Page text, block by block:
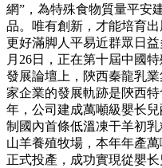
網”，為特殊食物質量平安
品。唯有創新，才能培育
更好滿脚人平易近群眾日
月26日，正在第十屆中國
發展論壇上，陝西秦龍乳
家企業的發展軌跡是陝西
年，公司建成萬噸級嬰长
制國內首條低溫凍干羊初
山羊養殖牧場，本年年產
正式投產，成功實現從嬰